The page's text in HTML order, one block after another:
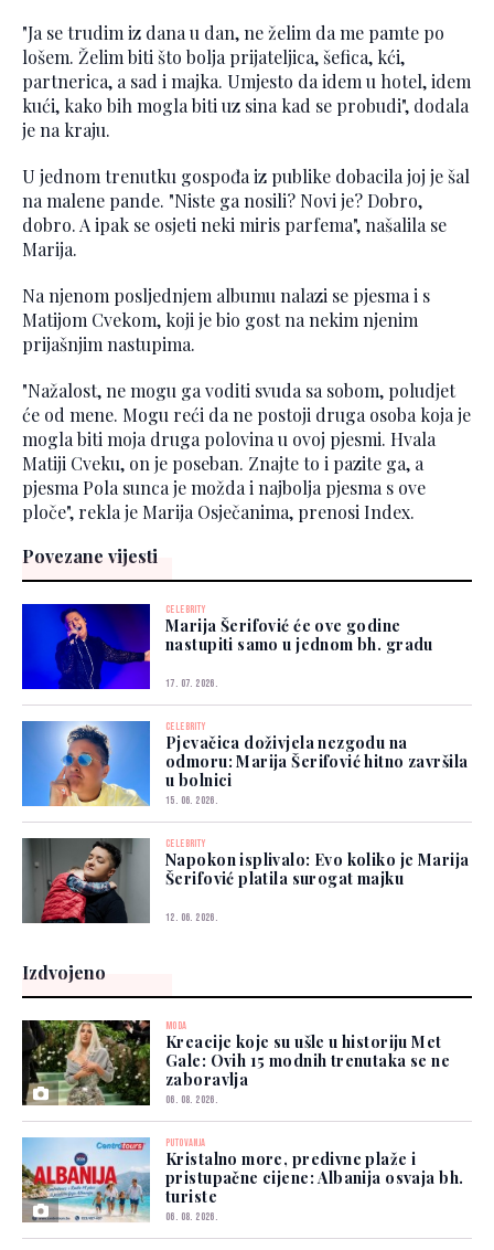
"Ja se trudim iz dana u dan, ne želim da me pamte po
lošem. Želim biti što bolja prijateljica, šefica, kći,
partnerica, a sad i majka. Umjesto da idem u hotel, idem
kući, kako bih mogla biti uz sina kad se probudi", dodala
je na kraju.
U jednom trenutku gospođa iz publike dobacila joj je šal
na malene pande. "Niste ga nosili? Novi je? Dobro,
dobro. A ipak se osjeti neki miris parfema", našalila se
Marija.
Na njenom posljednjem albumu nalazi se pjesma i s
Matijom Cvekom, koji je bio gost na nekim njenim
prijašnjim nastupima.
"Nažalost, ne mogu ga voditi svuda sa sobom, poludjet
će od mene. Mogu reći da ne postoji druga osoba koja je
mogla biti moja druga polovina u ovoj pjesmi. Hvala
Matiji Cveku, on je poseban. Znajte to i pazite ga, a
pjesma Pola sunca je možda i najbolja pjesma s ove
ploče", rekla je Marija Osječanima, prenosi Index.
Povezane vijesti
CELEBRITY
Marija Šerifović će ove godine
nastupiti samo u jednom bh. gradu
17. 07. 2026.
CELEBRITY
Pjevačica doživjela nezgodu na
odmoru: Marija Šerifović hitno završila
u bolnici
15. 06. 2026.
CELEBRITY
Napokon isplivalo: Evo koliko je Marija
Šerifović platila surogat majku
12. 06. 2026.
Izdvojeno
MODA
Kreacije koje su ušle u historiju Met
Gale: Ovih 15 modnih trenutaka se ne
zaboravlja
06. 08. 2026.
PUTOVANJA
Kristalno more, predivne plaže i
pristupačne cijene: Albanija osvaja bh.
turiste
06. 08. 2026.